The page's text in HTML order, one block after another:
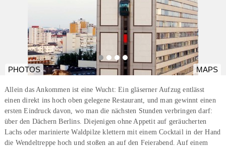
PHOTOS MAPS
Allein das Ankommen ist eine Wucht: Ein gläserner Aufzug entlässt
einen direkt ins hoch oben gelegene Restaurant, und man gewinnt einen
ersten Eindruck davon, wo man die nächsten Stunden verbringen darf:
über den Dächern Berlins. Diejenigen ohne Appetit auf geräucherten
Lachs oder marinierte Waldpilze klettern mit einem Cocktail in der Hand
die Wendeltreppe hoch und stoßen an auf den Feierabend. Auf einem